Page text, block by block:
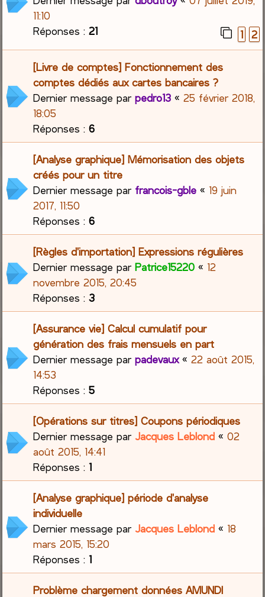
11:10
Réponses :21 1 2
[Livre de comptes] Fonctionnement des
comptes dédiés aux cartes bancaires ?
Dernier message parpedro13 «25 février 2018,
18:05
Réponses :6
[Analyse graphique] Mémorisation des objets
créés pour un titre
Dernier message par francois-gble « 19 juin
2017, 11:50
Réponses :6
[Règles d'importation] Expressions régulières
Dernier message parPatrice15220 « 12
novembre 2015, 20:45
Réponses :3
[Assurance vie] Calcul cumulatif pour
génération des frais mensuels en part
Dernier message parpadevaux«22 août 2015,
14:53
Réponses :5
[Opérations sur titres] Coupons périodiques
Dernier message parJacques Leblond «02
août 2015, 14:41
Réponses :1
[Analyse graphique] période d'analyse
individuelle
Dernier message parJacques Leblond « 18
mars 2015, 15:20
Réponses :1
Problème chargement données AMUNDI